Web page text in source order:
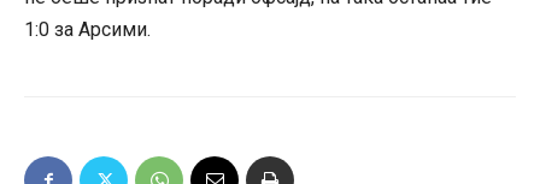
1:0 за Арсими.